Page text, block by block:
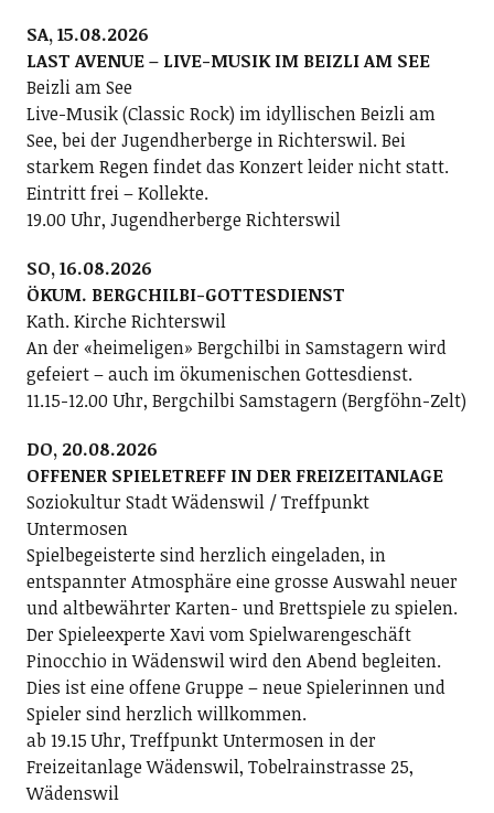
SA, 15.08.2026
LAST AVENUE – LIVE-MUSIK IM BEIZLI AM SEE
Beizli am See
Live-Musik (Classic Rock) im idyllischen Beizli am
See, bei der Jugendherberge in Richterswil. Bei
starkem Regen findet das Konzert leider nicht statt.
Eintritt frei – Kollekte.
19.00 Uhr, Jugendherberge Richterswil
SO, 16.08.2026
ÖKUM. BERGCHILBI-GOTTESDIENST
Kath. Kirche Richterswil
An der «heimeligen» Bergchilbi in Samstagern wird
gefeiert – auch im ökumenischen Gottesdienst.
11.15-12.00 Uhr, Bergchilbi Samstagern (Bergföhn-Zelt)
DO, 20.08.2026
OFFENER SPIELETREFF IN DER FREIZEITANLAGE
Soziokultur Stadt Wädenswil / Treffpunkt
Untermosen
Spielbegeisterte sind herzlich eingeladen, in
entspannter Atmosphäre eine grosse Auswahl neuer
und altbewährter Karten- und Brettspiele zu spielen.
Der Spieleexperte Xavi vom Spielwarengeschäft
Pinocchio in Wädenswil wird den Abend begleiten.
Dies ist eine offene Gruppe – neue Spielerinnen und
Spieler sind herzlich willkommen.
ab 19.15 Uhr, Treffpunkt Untermosen in der
Freizeitanlage Wädenswil, Tobelrainstrasse 25,
Wädenswil